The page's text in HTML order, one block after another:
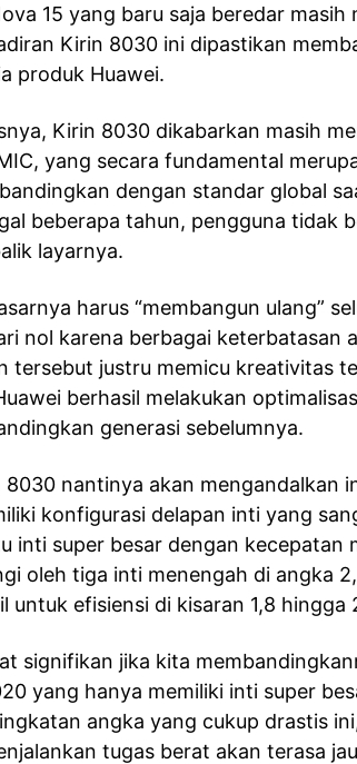
15 yang baru saja beredar masih
Kirin 8030 ini dipastikan
produk Huawei.
Kirin 8030 dikabarkan masih
yang secara fundamental
dengan standar global
beberapa tahun, pengguna tidak
layarnya.
harus “membangun ulang”
nol karena berbagai keterbatasan
tersebut justru memicu kreativitas
berhasil melakukan
generasi sebelumnya.
nantinya akan mengandalkan
konfigurasi delapan inti yang
inti super besar dengan kecepatan
oleh tiga inti menengah di angka
untuk efisiensi di kisaran 1,8 hingga
signifikan jika kita
yang hanya memiliki inti super
angka yang cukup drastis
tugas berat akan terasa